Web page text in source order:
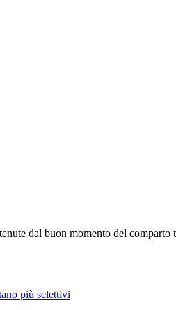
dal buon momento del
più selettivi